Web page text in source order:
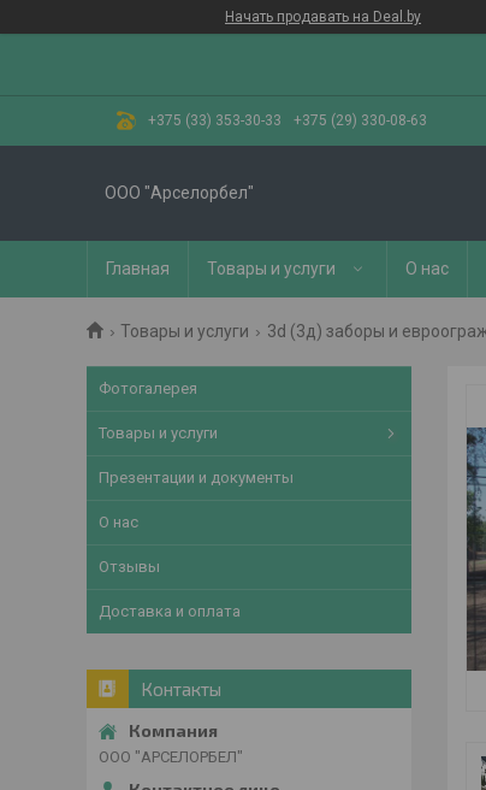
Начать продавать на Deal.by
+375 (33) 353-30-33 +375 (29) 330-08-63
ООО "Арселорбел"
Главная Товары и услуги О нас
Товары и услуги 3d (3д) заборы и
Фотогалерея
Товары и услуги
Презентации и документы
О нас
Отзывы
Доставка и оплата
Контакты
ООО "АРСЕЛОРБЕЛ"